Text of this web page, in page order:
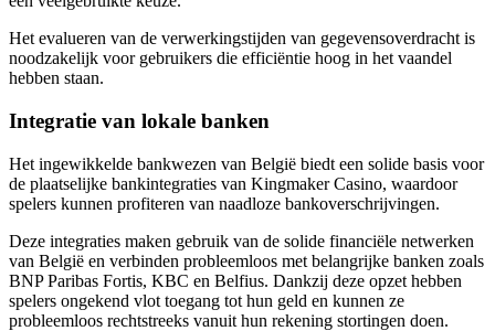
Het evalueren van de verwerkingstijden van gegevensoverdracht is
noodzakelijk voor gebruikers die efficiëntie hoog in het vaandel
hebben staan.
Integratie van lokale banken
Het ingewikkelde bankwezen van België biedt een solide basis voor
de plaatselijke bankintegraties van Kingmaker Casino, waardoor
spelers kunnen profiteren van naadloze bankoverschrijvingen.
Deze integraties maken gebruik van de solide financiële netwerken
van België en verbinden probleemloos met belangrijke banken zoals
BNP Paribas Fortis, KBC en Belfius. Dankzij deze opzet hebben
spelers ongekend vlot toegang tot hun geld en kunnen ze
probleemloos rechtstreeks vanuit hun rekening stortingen doen.